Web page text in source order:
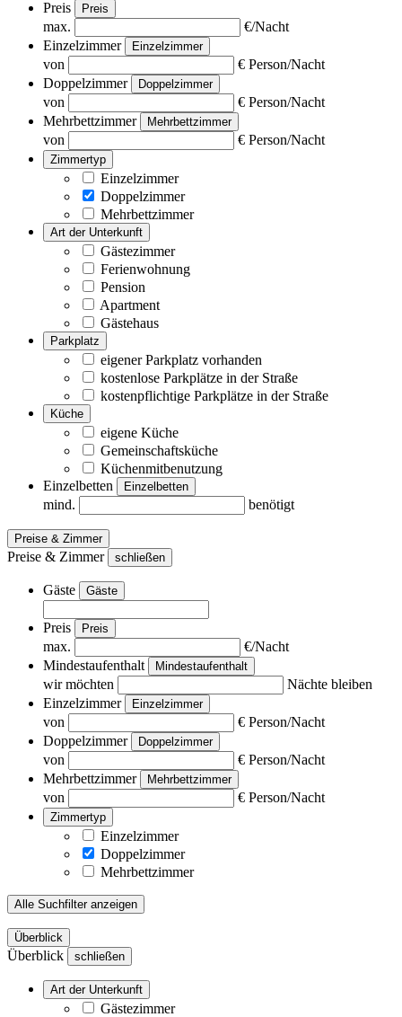
Preis Preis
max.
€/Nacht
Einzelzimmer
Einzelzimmer
von
€ Person/Nacht
Doppelzimmer
Doppelzimmer
von
€ Person/Nacht
Mehrbettzimmer
Mehrbettzimmer
von € Person/Nacht
Zimmertyp
Einzelzimmer
Doppelzimmer
Mehrbettzimmer
Art der Unterkunft
Gästezimmer
Ferienwohnung
Pension
Apartment
Gästehaus
Parkplatz
eigener Parkplatz vorhanden
kostenlose Parkplätze in der Straße
kostenpflichtige Parkplätze in der Straße
Küche
eigene Küche
Gemeinschaftsküche
Küchenmitbenutzung
Einzelbetten
Einzelbetten
mind. benötigt
Preise & Zimmer
Preise & Zimmer schließen
Gäste Gäste
Preis Preis
max.
€/Nacht
Mindestaufenthalt
Mindestaufenthalt
wir möchten
Nächte bleiben
Einzelzimmer
Einzelzimmer
von
€ Person/Nacht
Doppelzimmer
Doppelzimmer
von
€ Person/Nacht
Mehrbettzimmer
Mehrbettzimmer
von € Person/Nacht
Zimmertyp
Einzelzimmer
Doppelzimmer
Mehrbettzimmer
Alle Suchfilter anzeigen
Überblick
Überblick schließen
Art der Unterkunft
Gästezimmer